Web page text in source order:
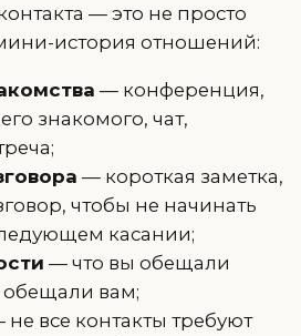
— это не просто
история отношений:
— конференция,
знакомого, чат,
— короткая заметка,
чтобы не начинать
касании;
— что вы обещали
обещали вам;
не все контакты требуют